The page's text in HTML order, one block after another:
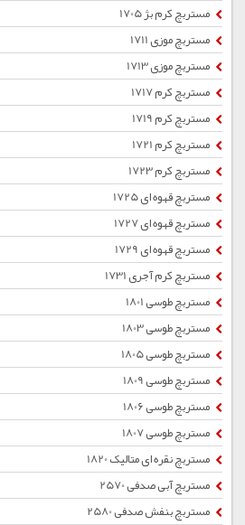
مستربچ کرم بژ 1705
مستربچ موزی 1711
مستربچ موزی 1713
مستربچ کرم 1717
مستربچ کرم 1719
مستربچ کرم 1721
مستربچ کرم 1723
مستربچ قهوه ای 1725
مستربچ قهوه ای 1727
مستربچ قهوه ای 1729
مستربچ کرم آجری 1731
مستربچ طوسی 1801
مستربچ طوسی 1803
مستربچ طوسی 1805
مستربچ طوسی 1809
مستربچ طوسی 1806
مستربچ طوسی 1807
مستربچ نقره ای متالیک 1820
مستربچ آبی صدفی 2570
مستربچ بنفش صدفی 2580